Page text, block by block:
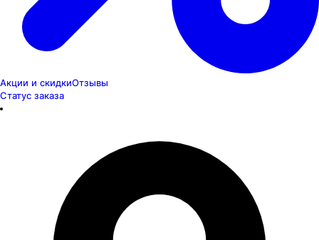
Акции и скидкиОтзывы
Статус заказа